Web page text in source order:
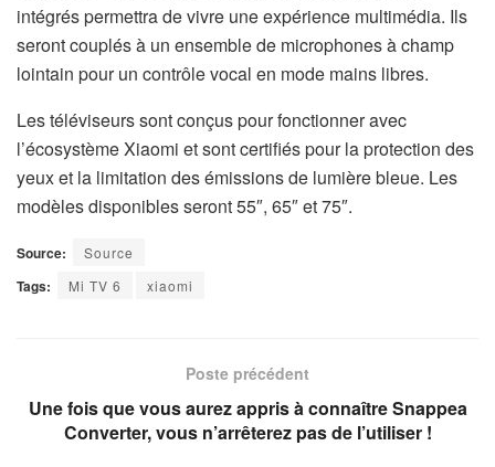
intégrés permettra de vivre une expérience multimédia. Ils
seront couplés à un ensemble de microphones à champ
lointain pour un contrôle vocal en mode mains libres.
Les téléviseurs sont conçus pour fonctionner avec
l’écosystème Xiaomi et sont certifiés pour la protection des
yeux et la limitation des émissions de lumière bleue. Les
modèles disponibles seront 55″, 65″ et 75″.
Source: Source
Tags: Mi TV 6 xiaomi
Poste précédent
Une fois que vous aurez appris à connaître Snappea
Converter, vous n’arrêterez pas de l’utiliser !